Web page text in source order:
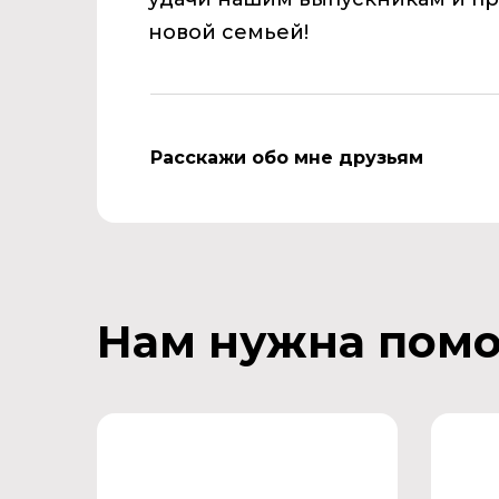
новой семьей!
Расскажи обо мне друзьям
Нам нужна